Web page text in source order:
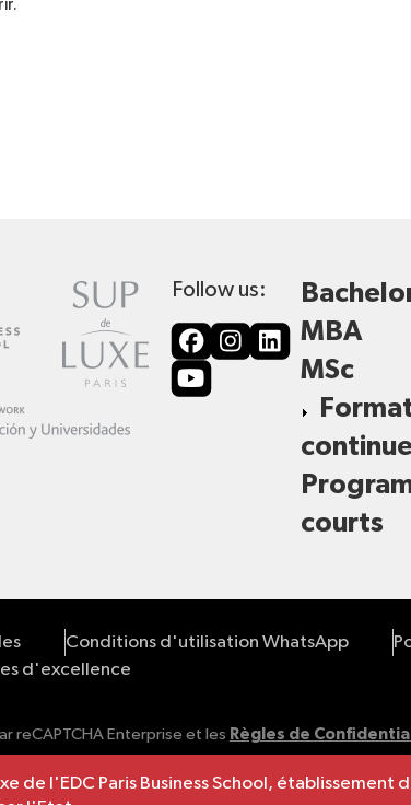
Follow us:
MBA
MSc
courts
Conditions d'utilisation WhatsApp
d'excellence
reCAPTCHA Enterprise et les Règles de
de l'EDC Paris Business School,